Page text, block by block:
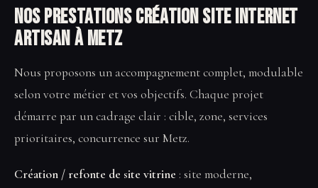
Nos prestations Création site internet
artisan à Metz
Nous proposons un accompagnement complet, modulable
selon votre métier et vos objectifs. Chaque projet
démarre par un cadrage clair : cible, zone, services
prioritaires, concurrence sur Metz.
Création / refonte de site vitrine : site moderne,